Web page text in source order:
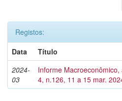
Registos:
Data
Título
2024-
03
Informe Macroeconômico,
4, n.126, 11 a 15 mar.